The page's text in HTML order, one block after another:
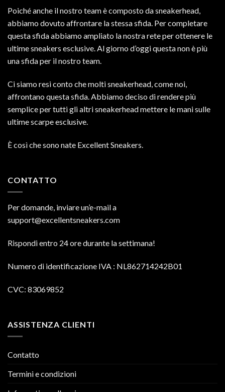
Poiché anche il nostro team è composto da sneakerhead,
abbiamo dovuto affrontare la stessa sfida. Per completare
questa sfida abbiamo ampliato la nostra rete per ottenere le
ultime sneakers esclusive. Al giorno d’oggi questa non è più
una sfida per il nostro team.
Ci siamo resi conto che molti sneakerhead, come noi,
affrontano questa sfida. Abbiamo deciso di rendere più
semplice per tutti gli altri sneakerhead mettere le mani sulle
ultime scarpe esclusive.
È così che sono nate Excellent Sneakers.
CONTATTO
Per domande, inviare un’e-mail a
support@excellentsneakers.com
Rispondi entro 24 ore durante la settimana!
Numero di identificazione IVA : NL862714242B01
CVC: 83069852
ASSISTENZA CLIENTI
Contatto
Termini e condizioni